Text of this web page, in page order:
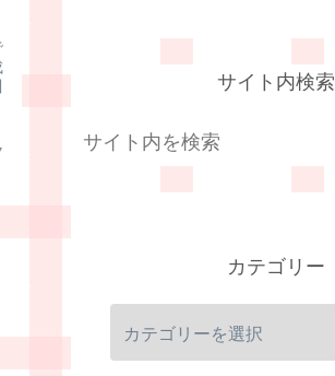
サイト内検索
カテゴリー